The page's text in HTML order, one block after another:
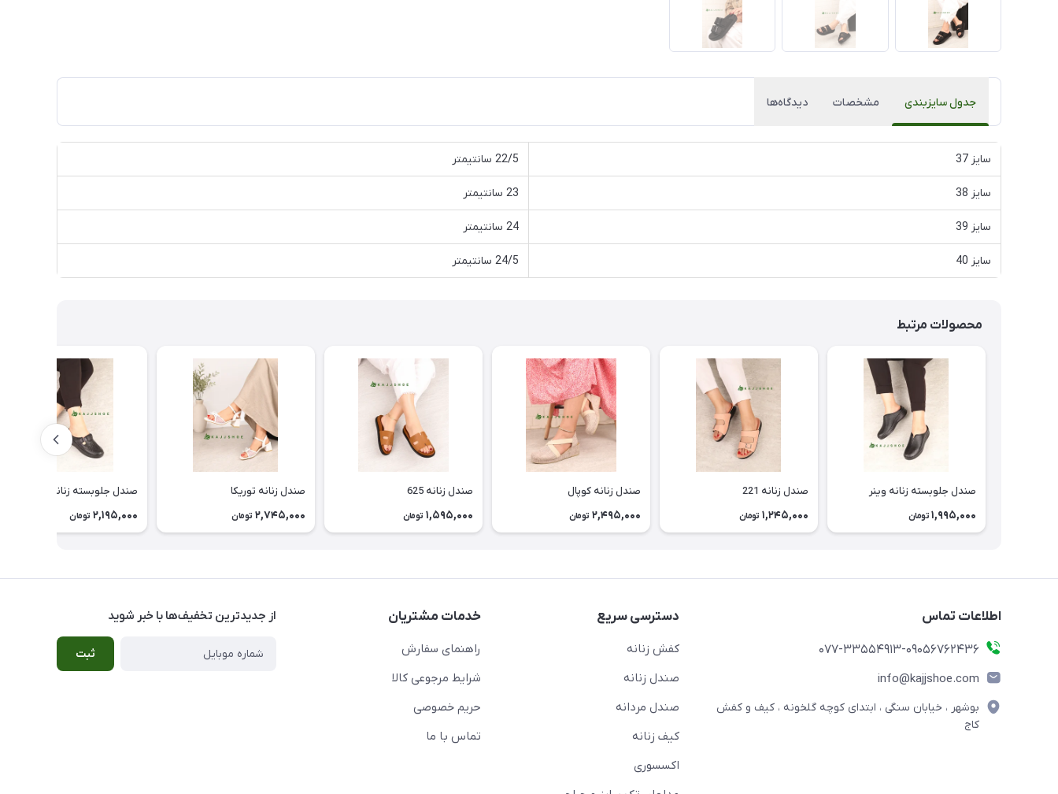
جدول سایزبندی مشخصات دیدگاه‌ها
سایز 37 22/5 سانتیمتر
سایز 38 23 سانتیمتر
سایز 39 24 سانتیمتر
سایز 40 24/5 سانتیمتر
محصولات مرتبط
صندل جلوبسته زنانه وینر
1,995,000 تومان
صندل زنانه 221
1,245,000 تومان
صندل زنانه کوپال
2,495,000 تومان
صندل زنانه 625
1,595,000 تومان
صندل زنانه توریکا
2,745,000 تومان
صندل جلوبسته زنانه لوفر
2,195,000 تومان
اطلاعات تماس
077-33554913-09056762436
info@kajjshoe.com
بوشهر ، خیابان سنگی ، ابتدای کوچه گلخونه ، کیف و کفش
کاج
دسترسی سریع
کفش زنانه
صندل زنانه
صندل مردانه
کیف زنانه
اکسسوری
خدمات مشتریان
راهنمای سفارش
شرایط مرجوعی کالا
حریم خصوصی
تماس با ما
از جدید‌ترین تخفیف‌ها با‌ خبر شوید
ثبت